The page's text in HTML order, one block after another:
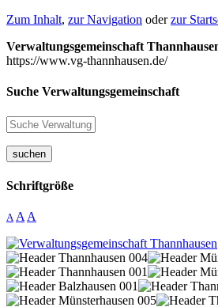
Zum Inhalt, zur Navigation oderzur
Verwaltungsgemeinschaft
https://www.vg-thannhausen.de/
Suche Verwaltungsgemeinschaft
suchen
Schriftgröße
A A A